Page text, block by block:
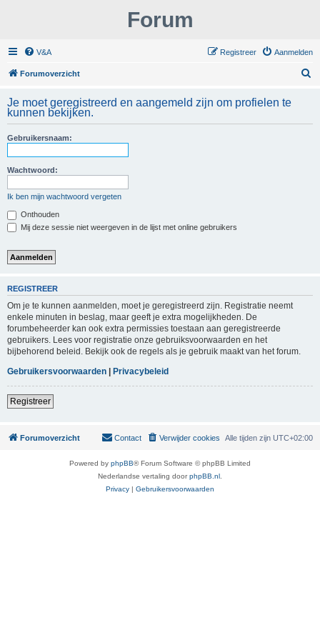
Forum
V&A Aanmelden
Registreer
Forumoverzicht
k
Je moet geregistreerd en aangemeld zijn om profielen te
kunnen bekijken.
Gebruikersnaam:
Wachtwoord:
Ik ben mijn wachtwoord vergeten
Onthouden
Mij deze sessie niet weergeven in de lijst met online gebruikers
REGISTREER
Om je te kunnen aanmelden, moet je geregistreerd zijn. Registratie neemt
enkele minuten in beslag, maar geeft je extra mogelijkheden. De
forumbeheerder kan ook extra permissies toestaan aan geregistreerde
gebruikers. Lees voor registratie onze gebruiksvoorwaarden en het
bijbehorend beleid. Bekijk ook de regels als je gebruik maakt van het forum.
Gebruikersvoorwaarden | Privacybeleid
Registreer
Forumoverzicht Alle tijden zijn UTC+02:00
Verwijder cookies
Contact
Powered by phpBB® Forum Software © phpBB Limited
Nederlandse vertaling doorphpBB.nl
Privacy | Gebruikersvoorwaarden